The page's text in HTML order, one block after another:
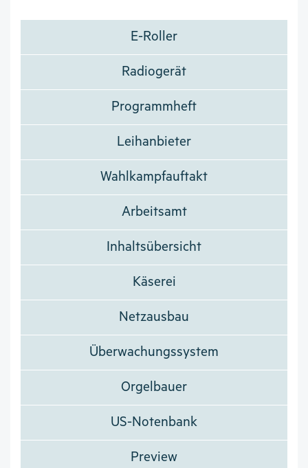
E-Roller
Radiogerät
Programmheft
Leihanbieter
Wahlkampfauftakt
Arbeitsamt
Inhaltsübersicht
Käserei
Netzausbau
Überwachungssystem
Orgelbauer
US-Notenbank
Preview